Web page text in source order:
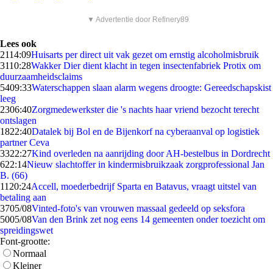
▼ Advertentie door Refinery89
Lees ook
2114:09Huisarts per direct uit vak gezet om ernstig alcoholmisbruik
3110:28Wakker Dier dient klacht in tegen insectenfabriek Protix om
duurzaamheidsclaims
5409:33Waterschappen slaan alarm wegens droogte: Gereedschapskist
leeg
2306:40Zorgmedewerkster die 's nachts haar vriend bezocht terecht
ontslagen
1822:40Datalek bij Bol en de Bijenkorf na cyberaanval op logistiek
partner Ceva
3322:27Kind overleden na aanrijding door AH-bestelbus in Dordrecht
622:14Nieuw slachtoffer in kindermisbruikzaak zorgprofessional Jan
B. (66)
11 20:24Accell, moederbedrijf Sparta en Batavus, vraagt uitstel van
betaling aan
3705/08Vinted-foto's van vrouwen massaal gedeeld op seksfora
5005/08Van den Brink zet nog eens 14 gemeenten onder toezicht om
spreidingswet
Font-grootte:
Normaal
Kleiner